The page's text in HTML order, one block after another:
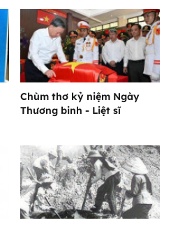
Chùm thơ kỷ niệm Ngày
Thương binh - Liệt sĩ